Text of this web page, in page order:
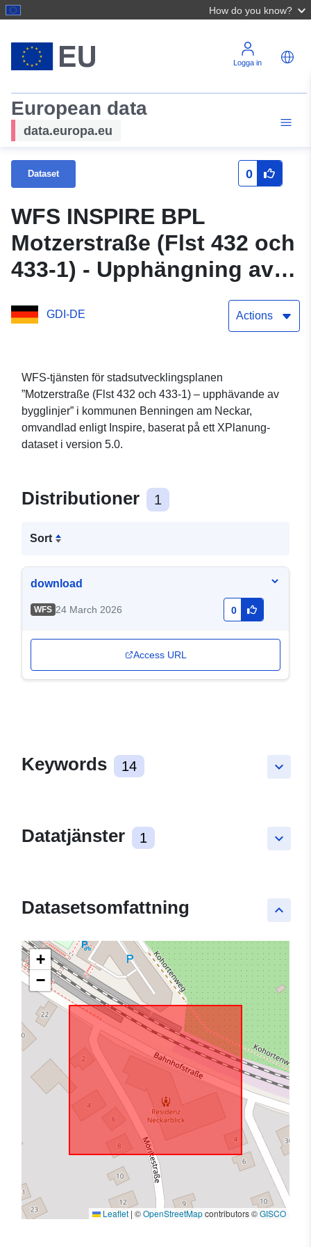
How do you know?
Logga in
European data
data.europa.eu
Dataset 0
WFS INSPIRE BPL
Motzerstraße (Flst 432 och
433-1) - Upphängning av
GDI-DE Actions
WFS-tjänsten för stadsutvecklingsplanen
”Motzerstraße (Flst 432 och 433-1) – upphävande av
bygglinjer” i kommunen Benningen am Neckar,
omvandlad enligt Inspire, baserat på ett XPlanung-
dataset i version 5.0.
Distributioner 1
Sort
download
WFS 24 March 2026 0
Access URL
keyboard_arrow_down
Keywords 14
keyboard_arrow_down
Datatjänster 1
keyboard_arrow_up
Datasetsomfattning
+
−
Leaflet | ©OpenStreetMapcontributors ©GISCO